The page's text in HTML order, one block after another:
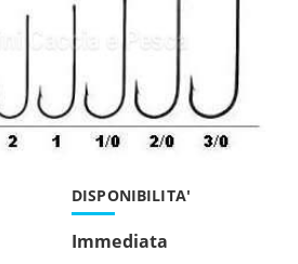
DISPONIBILITA'
Immediata